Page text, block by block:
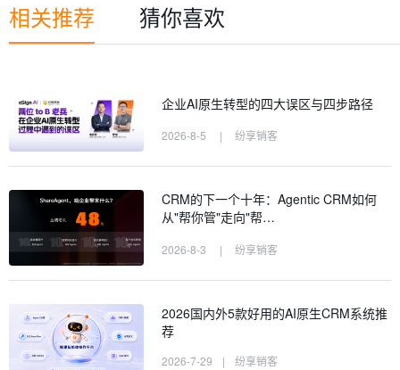
相关推荐 猜你喜欢
企业AI原生转型的四大误区与四步路径
2026-8-5 | 纷享销客
CRM的下一个十年：Agentic CRM如何
从"帮你管"走向"帮…
2026-8-3 | 纷享销客
2026国内外5款好用的AI原生CRM系统推
荐
2026-7-29 | 纷享销客